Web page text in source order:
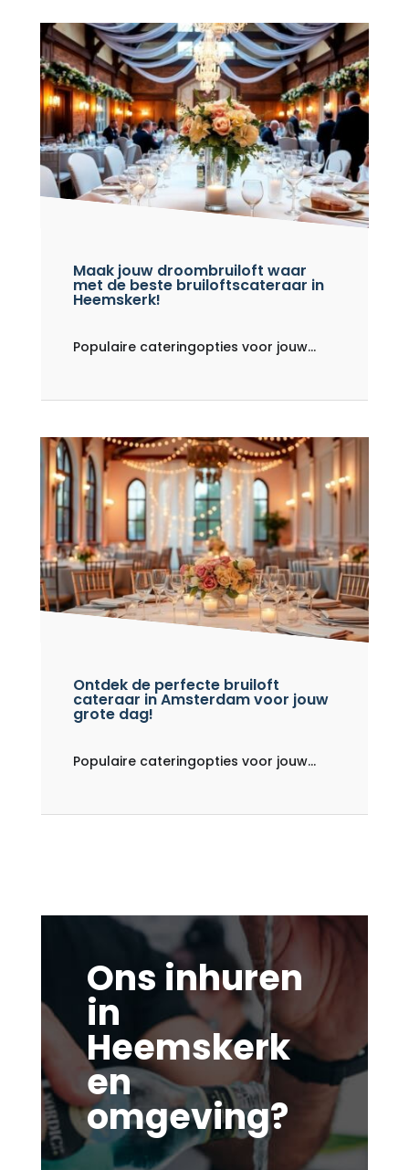
Maak jouw droombruiloft waar
met de beste bruiloftscateraar in
Heemskerk!
Populaire cateringopties voor jouw...
Ontdek de perfecte bruiloft
cateraar in Amsterdam voor jouw
grote dag!
Populaire cateringopties voor jouw...
Ons inhuren
in
Heemskerk
en
omgeving?